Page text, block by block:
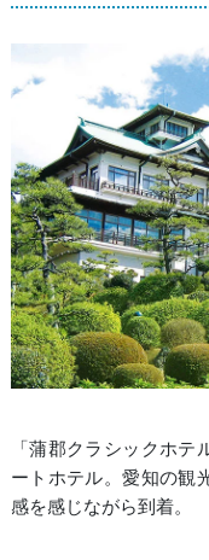
「蒲郡クラシックホ
ートホテル。愛知の観
感を感じながら到着。